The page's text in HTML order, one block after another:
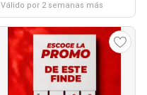
Válido por 2 semanas más